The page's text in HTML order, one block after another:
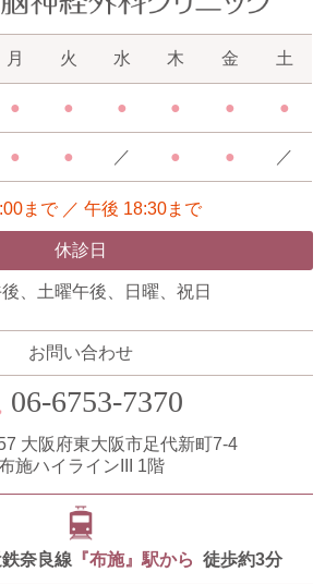
月 火 水 木 金 土
● ● ● ● ● ●
● ● ／ ● ● ／
まで ／ 午後 18:30まで
休診日
、土曜午後、日曜、祝日
お問い合わせ
06-6753-7370
大阪府東大阪市足代新町7-4
施ハイラインIII 1階
奈良線 『布施』駅から 徒歩約3分